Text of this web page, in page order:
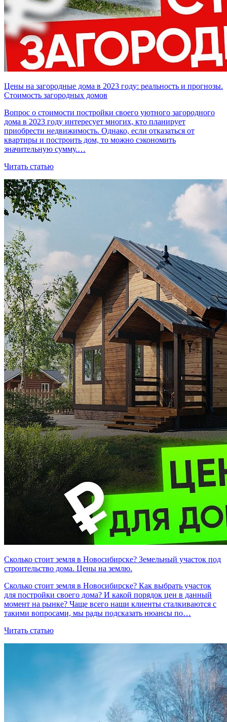
Цены на загородные дома в 2023 году: реальность и прогнозы.
Стоимость загородных домов
Вопрос о стоимости постройки своего уютного загородного
дома в 2023 году интересует многих, кто планирует
приобрести недвижимость. Однако, если отказаться от
квартиры и построить дом, то можно сэкономить
значительную сумму.…
Читать статью
Сколько стоит земля в Новосибирске? Земельный участок под
строительство дома. Цены на землю.
Сколько стоит земля в Новосибирске? Как выбрать участок
для постройки своего дома? И какой порядок цен в данный
момент на рынке? Чаще всего наши клиенты сталкиваются с
такими вопросами, мы рады подсказать нюансы по…
Читать статью